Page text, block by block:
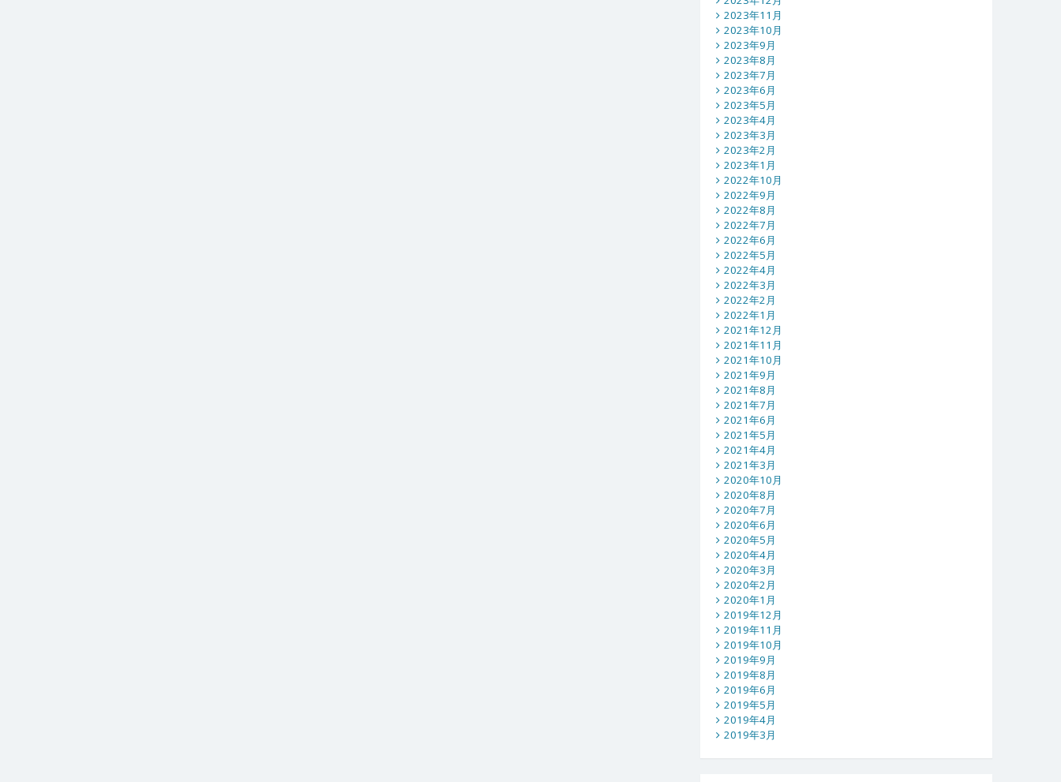
2023年11月
2023年10月
2023年9月
2023年8月
2023年7月
2023年6月
2023年5月
2023年4月
2023年3月
2023年2月
2023年1月
2022年10月
2022年9月
2022年8月
2022年7月
2022年6月
2022年5月
2022年4月
2022年3月
2022年2月
2022年1月
2021年12月
2021年11月
2021年10月
2021年9月
2021年8月
2021年7月
2021年6月
2021年5月
2021年4月
2021年3月
2020年10月
2020年8月
2020年7月
2020年6月
2020年5月
2020年4月
2020年3月
2020年2月
2020年1月
2019年12月
2019年11月
2019年10月
2019年9月
2019年8月
2019年6月
2019年5月
2019年4月
2019年3月